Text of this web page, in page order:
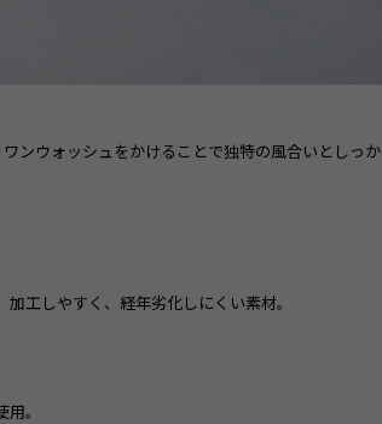
ンウォッシュをかけることで独特の風合いとしっか
工しやすく、経年劣化しにくい素材。
。